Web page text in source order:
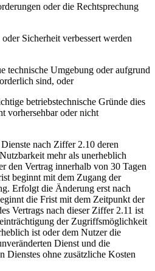
oder die Rechtsprechung
Sicherheit verbessert werden
technische Umgebung oder aufgrund
sind, oder
betriebstechnische Gründe dies
vorhersehbar oder nicht
nach Ziffer 2.10 deren
mehr als unerheblich
den Vertrag innerhalb von 30 Tagen
beginnt mit dem Zugang der
Erfolgt die Änderung erst nach
die Frist mit dem Zeitpunkt der
Vertrags nach dieser Ziffer 2.11 ist
der Zugriffsmöglichkeit
ist oder dem Nutzer die
Dienst und die
Dienstes ohne zusätzliche Kosten